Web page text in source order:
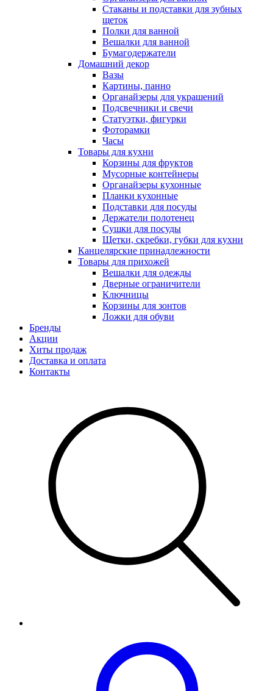
Стаканы и подставки для зубных
щеток
Полки для ванной
Вешалки для ванной
Бумагодержатели
Домашний декор
Вазы
Картины, панно
Органайзеры для украшений
Подсвечники и свечи
Статуэтки, фигурки
Фоторамки
Часы
Товары для кухни
Корзины для фруктов
Мусорные контейнеры
Органайзеры кухонные
Планки кухонные
Подставки для посуды
Держатели полотенец
Сушки для посуды
Щетки, скребки, губки для кухни
Канцелярские принадлежности
Товары для прихожей
Вешалки для одежды
Дверные ограничители
Ключницы
Корзины для зонтов
Ложки для обуви
Бренды
Акции
Хиты продаж
Доставка и оплата
Контакты